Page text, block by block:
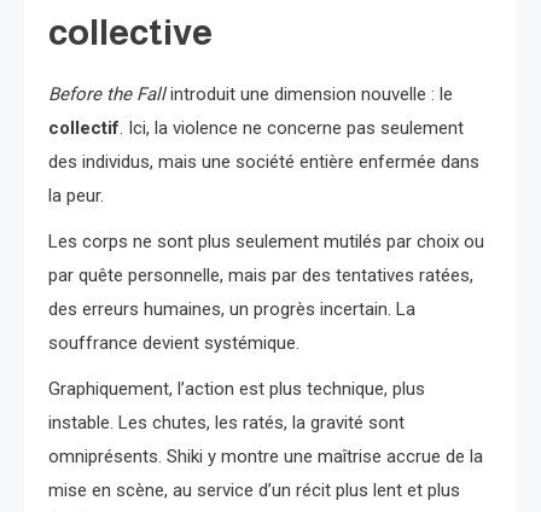
collective
Before the Fallintroduit une dimension nouvelle : le
collectif. Ici, la violence ne concerne pas seulement
des individus, mais une société entière enfermée dans
la peur.
Les corps ne sont plus seulement mutilés par choix ou
par quête personnelle, mais par des tentatives ratées,
des erreurs humaines, un progrès incertain. La
souffrance devient systémique.
Graphiquement, l’action est plus technique, plus
instable. Les chutes, les ratés, la gravité sont
omniprésents. Shiki y montre une maîtrise accrue de la
mise en scène, au service d’un récit plus lent et plus